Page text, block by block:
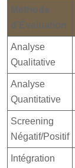
Méthode
Analyse
Qualitative
Analyse
Quantitative
Screening
Négatif/Positif
Intégration